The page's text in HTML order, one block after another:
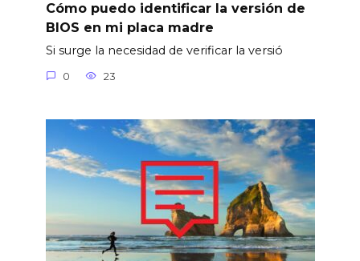
Cómo puedo identificar la versión de
BIOS en mi placa madre
Si surge la necesidad de verificar la versió
0 23